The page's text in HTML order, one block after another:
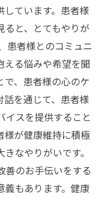
しています。患者様
ると、とてもやりが
患者様とのコミュニ
える悩みや希望を聞
で、患者様の心のケ
話を通じて、患者様
イスを提供すること
様が健康維持に積極
なやりがいです。
善のお手伝いをする
義もあります。健康